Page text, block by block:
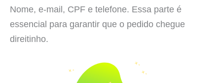
Nome, e-mail, CPF e telefone. Essa parte é
essencial para garantir que o pedido chegue
direitinho.